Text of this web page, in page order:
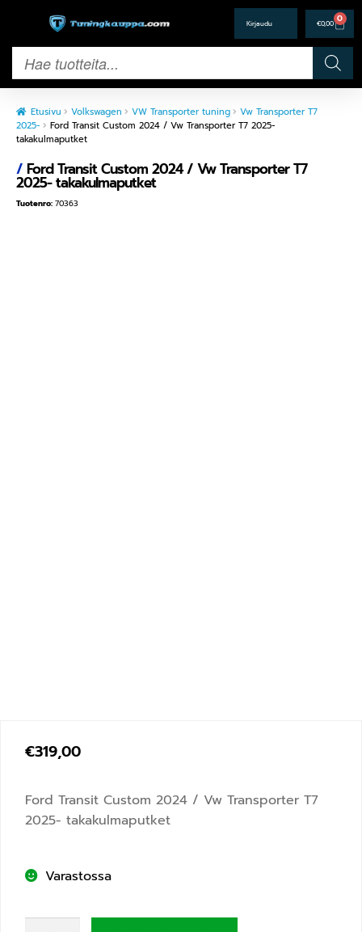
€0,00 0
Etusivu Volkswagen VW Transporter tuning
Vw Transporter T7
2025-
Ford Transit Custom 2024 / Vw Transporter T7 2025-
takakulmaputket
/Ford Transit Custom 2024 / Vw Transporter T7
2025- takakulmaputket
Tuotenro: 70363
€319,00
Ford Transit Custom 2024 / Vw Transporter T7
2025- takakulmaputket
Varastossa